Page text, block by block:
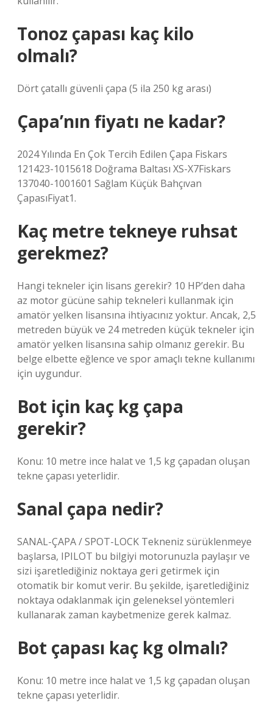
Tonoz çapası kaç kilo
olmalı?
Dört çatallı güvenli çapa (5 ila 250 kg arası)
Çapa’nın fiyatı ne kadar?
2024 Yılında En Çok Tercih Edilen Çapa Fiskars
121423-1015618 Doğrama Baltası XS-X7Fiskars
137040-1001601 Sağlam Küçük Bahçıvan
ÇapasıFiyat1.
Kaç metre tekneye ruhsat
gerekmez?
Hangi tekneler için lisans gerekir? 10 HP’den daha
az motor gücüne sahip tekneleri kullanmak için
amatör yelken lisansına ihtiyacınız yoktur. Ancak, 2,5
metreden büyük ve 24 metreden küçük tekneler için
amatör yelken lisansına sahip olmanız gerekir. Bu
belge elbette eğlence ve spor amaçlı tekne kullanımı
için uygundur.
Bot için kaç kg çapa
gerekir?
Konu: 10 metre ince halat ve 1,5 kg çapadan oluşan
tekne çapası yeterlidir.
Sanal çapa nedir?
SANAL-ÇAPA / SPOT-LOCK Tekneniz sürüklenmeye
başlarsa, IPILOT bu bilgiyi motorunuzla paylaşır ve
sizi işaretlediğiniz noktaya geri getirmek için
otomatik bir komut verir. Bu şekilde, işaretlediğiniz
noktaya odaklanmak için geleneksel yöntemleri
kullanarak zaman kaybetmenize gerek kalmaz.
Bot çapası kaç kg olmalı?
Konu: 10 metre ince halat ve 1,5 kg çapadan oluşan
tekne çapası yeterlidir.